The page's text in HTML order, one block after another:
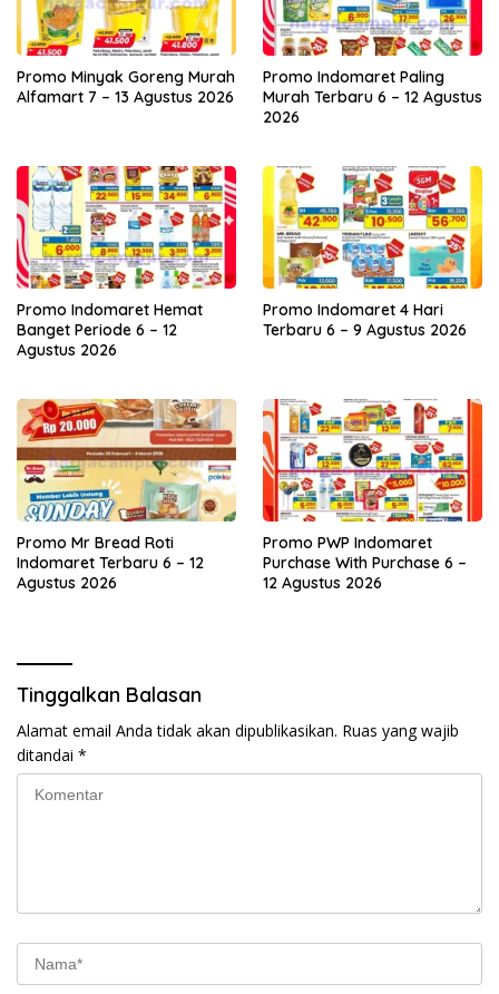
Promo Minyak Goreng Murah
Alfamart 7 – 13 Agustus 2026
Promo Indomaret Paling
Murah Terbaru 6 – 12 Agustus
2026
Promo Indomaret Hemat
Banget Periode 6 – 12
Agustus 2026
Promo Indomaret 4 Hari
Terbaru 6 – 9 Agustus 2026
Promo Mr Bread Roti
Indomaret Terbaru 6 – 12
Agustus 2026
Promo PWP Indomaret
Purchase With Purchase 6 –
12 Agustus 2026
Tinggalkan Balasan
Alamat email Anda tidak akan dipublikasikan. Ruas yang wajib
ditandai *